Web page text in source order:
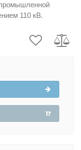
промышленной
110 кВ.